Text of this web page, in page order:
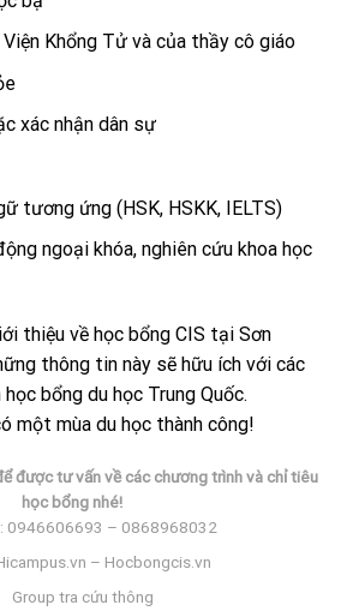
Khổng Tử và của thầy cô giáo
xác nhận dân sự
tương ứng (HSK, HSKK, IELTS)
ngoại khóa, nghiên cứu khoa học
thiệu về học bổng CIS tại Sơn
thông tin này sẽ hữu ích với các
bổng du học Trung Quốc.
một mùa du học thành công!
được tư vấn về các chương trình và chỉ tiêu
học bổng nhé!
0946606693 – 0868968032
– Hocbongcis.vn
Group tra cứu thông